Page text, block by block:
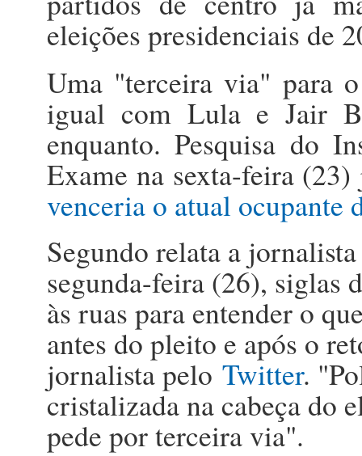
eleições presidenciais de
Uma "terceira via" para
igual com Lula e Jair
enquanto. Pesquisa do
Exame na sexta-feira (23)
venceria o atual ocupante
Segundo relata a
segunda-feira (26), siglas
às ruas para entender o
antes do pleito e após o
jornalista pelo Twitter.
cristalizada na cabeça do
pede por terceira via".